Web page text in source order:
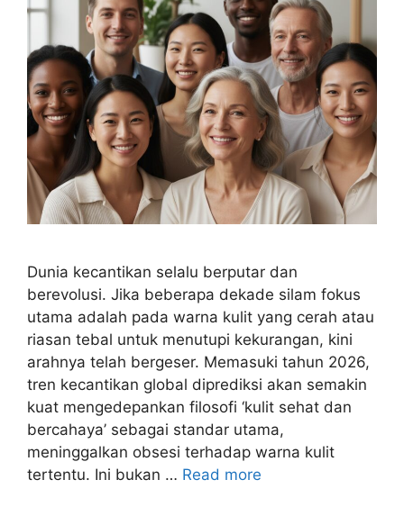
Dunia kecantikan selalu berputar dan
berevolusi. Jika beberapa dekade silam fokus
utama adalah pada warna kulit yang cerah atau
riasan tebal untuk menutupi kekurangan, kini
arahnya telah bergeser. Memasuki tahun 2026,
tren kecantikan global diprediksi akan semakin
kuat mengedepankan filosofi ‘kulit sehat dan
bercahaya’ sebagai standar utama,
meninggalkan obsesi terhadap warna kulit
tertentu. Ini bukan … Read more